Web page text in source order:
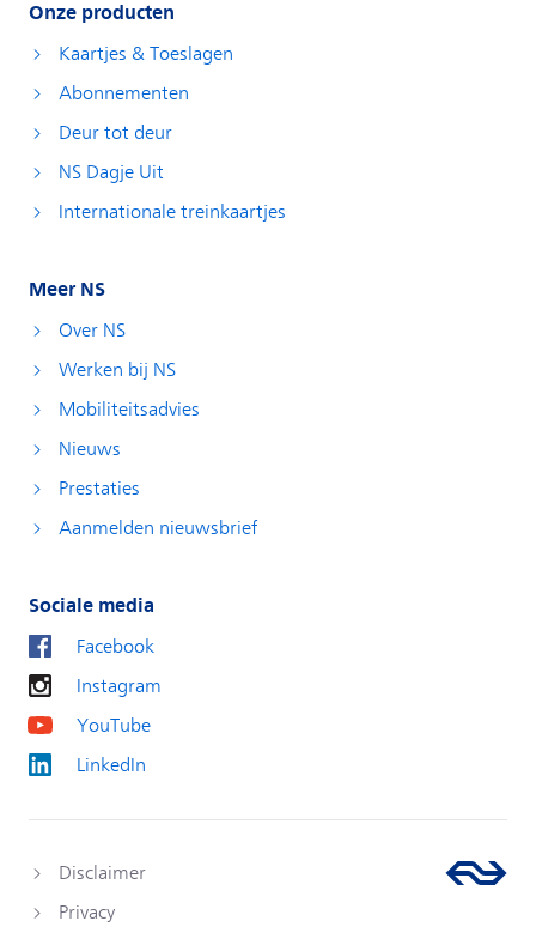
Onze producten
Kaartjes & Toeslagen
Abonnementen
Deur tot deur
NS Dagje Uit
Internationale treinkaartjes
Meer NS
Over NS
Werken bij NS
Mobiliteitsadvies
Nieuws
Prestaties
Aanmelden nieuwsbrief
Sociale media
Facebook
Instagram
YouTube
LinkedIn
Disclaimer
Privacy